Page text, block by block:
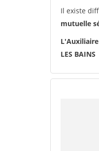
Il existe
mutuelle
L'Auxiliaire
LES BAINS